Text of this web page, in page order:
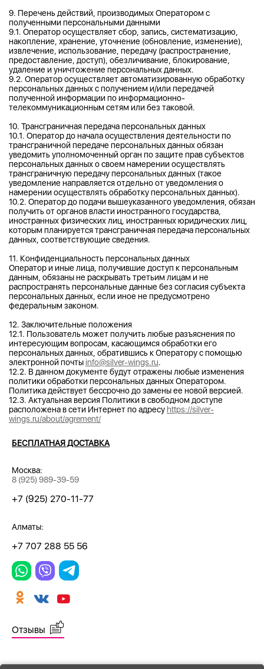
9. Перечень действий, производимых Оператором с
полученными персональными данными
9.1. Оператор осуществляет сбор, запись, систематизацию,
накопление, хранение, уточнение (обновление, изменение),
извлечение, использование, передачу (распространение,
предоставление, доступ), обезличивание, блокирование,
удаление и уничтожение персональных данных.
9.2. Оператор осуществляет автоматизированную обработку
персональных данных с получением и/или передачей
полученной информации по информационно-
телекоммуникационным сетям или без таковой.
10. Трансграничная передача персональных данных
10.1. Оператор до начала осуществления деятельности по
трансграничной передаче персональных данных обязан
уведомить уполномоченный орган по защите прав субъектов
персональных данных о своем намерении осуществлять
трансграничную передачу персональных данных (такое
уведомление направляется отдельно от уведомления о
намерении осуществлять обработку персональных данных).
10.2. Оператор до подачи вышеуказанного уведомления, обязан
получить от органов власти иностранного государства,
иностранных физических лиц, иностранных юридических лиц,
которым планируется трансграничная передача персональных
данных, соответствующие сведения.
11. Конфиденциальность персональных данных
Оператор и иные лица, получившие доступ к персональным
данным, обязаны не раскрывать третьим лицам и не
распространять персональные данные без согласия субъекта
персональных данных, если иное не предусмотрено
федеральным законом.
12. Заключительные положения
12.1. Пользователь может получить любые разъяснения по
интересующим вопросам, касающимся обработки его
персональных данных, обратившись к Оператору с помощью
электронной почты info@silver-wings.ru.
12.2. В данном документе будут отражены любые изменения
политики обработки персональных данных Оператором.
Политика действует бессрочно до замены ее новой версией.
12.3. Актуальная версия Политики в свободном доступе
расположена в сети Интернет по адресу https://silver-
wings.ru/about/agrement/
БЕСПЛАТНАЯ ДОСТАВКА
Москва:
8 (925) 989-39-59
+7 (925) 270-11-77
Алматы:
+7 707 288 55 56
Отзывы